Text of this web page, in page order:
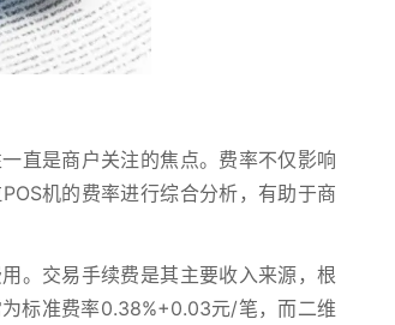
直是商户关注的焦点。费率不仅影响
机的费率进行综合分析，有助于商
。交易手续费是其主要收入来源，根
标准费率0.38%+0.03元/笔，而二维